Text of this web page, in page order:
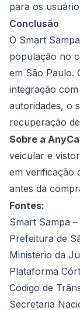
para os
Conclusão
O Smart
população no
em São Paulo.
integração
autoridades, o
recuperação
Sobre a
veicular e
em verificação
antes da
Fontes:
Smart Sampa
Prefeitura de
Ministério da
Plataforma
Código de
Secretaria